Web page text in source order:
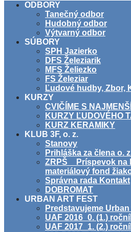
ODBORY
Tanečný odbor
Hudobný odbor
Výtvarný odbor
SÚBORY
SPH Jazierko
DFS Železiarik
MFS Želiezko
FS Železiar
Ľudové hudby, Zbor,
KURZY
CVIČÍME S
KURZY ĽUDOVÉHO
KURZ KERAMIKY
KLUB 3F, o. z.
Stanovy
Prihláška za člena o.
ZRPŠ _ Príspevok na
materiálový fond
Správna rada Kontakt
DOBROMAT
URBAN ART FEST
Predstavujeme
UAF 2016_0. (1.)
UAF 2017_1. (2.)